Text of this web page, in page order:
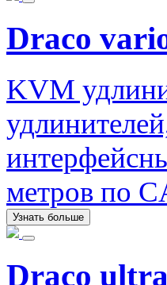
Draco
KVM
метров по
Узнать больше
Draco